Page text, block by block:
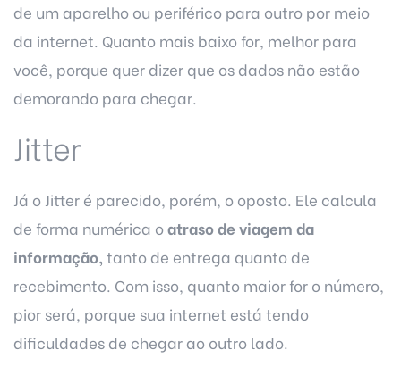
de um aparelho ou periférico para outro por meio
da internet. Quanto mais baixo for, melhor para
você, porque quer dizer que os dados não estão
demorando para chegar.
Jitter
Já o Jitter é parecido, porém, o oposto. Ele calcula
de forma numérica oatraso de viagem da
informação, tanto de entrega quanto de
recebimento. Com isso, quanto maior for o número,
pior será, porque sua internet está tendo
dificuldades de chegar ao outro lado.